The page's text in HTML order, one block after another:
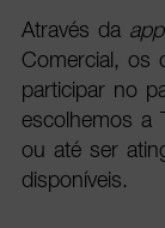
Através da app
Comercial, os
participar no
escolhemos a
ou até ser
disponíveis.